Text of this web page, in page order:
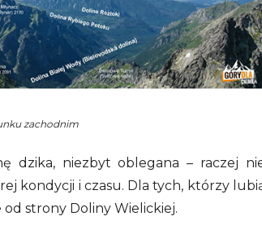
zachodnim
dzika, niezbyt oblegana – raczej
kondycji i czasu. Dla tych, którzy
strony Doliny Wielickiej.